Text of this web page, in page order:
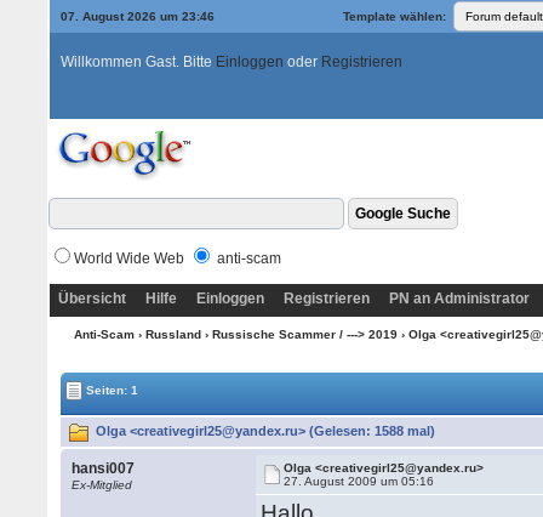
07. August 2026 um 23:46 Template wählen:
Willkommen Gast. Bitte Einloggen oder Registrieren
World Wide Web anti-scam
Übersicht Hilfe Einloggen Registrieren PN an Administrator
Anti-Scam› Russland› Russische Scammer / ---> 2019› Olga
Seiten: 1
Olga <creativegirl25@yandex.ru> (Gelesen: 1588 mal)
hansi007
Ex-Mitglied
Olga <creativegirl25@yandex.ru>
27. August 2009 um 05:16